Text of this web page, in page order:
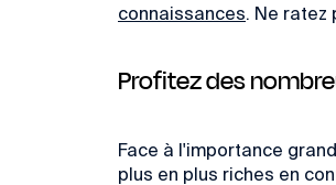
connaissances. Ne ratez
Profitez des
Face à l'importance
plus en plus riches en